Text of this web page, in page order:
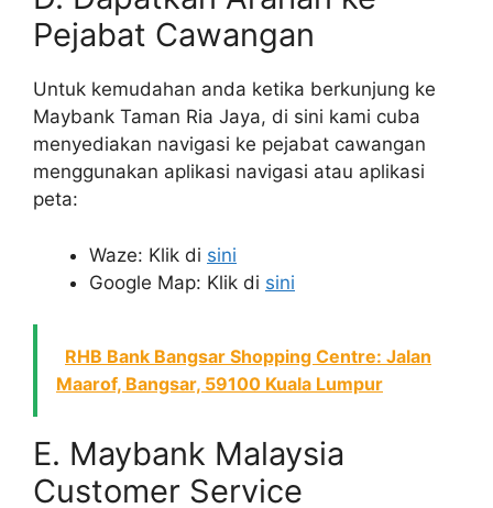
Pejabat Cawangan
Untuk kemudahan anda ketika berkunjung ke
Maybank Taman Ria Jaya, di sini kami cuba
menyediakan navigasi ke pejabat cawangan
menggunakan aplikasi navigasi atau aplikasi
peta:
Waze: Klik di sini
Google Map: Klik di sini
RHB Bank Bangsar Shopping Centre: Jalan
Maarof, Bangsar, 59100 Kuala Lumpur
E. Maybank Malaysia
Customer Service